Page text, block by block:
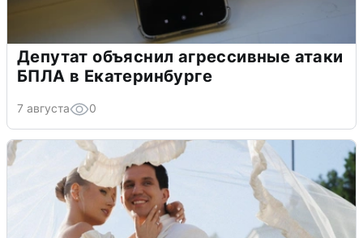
Депутат объяснил агрессивные атаки
БПЛА в Екатеринбурге
7 августа 0